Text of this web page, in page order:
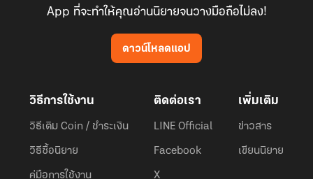
App ที่จะทำให้คุณอ่านนิยายจนวางมือถือไม่ลง!
ดาวน์โหลดแอป
วิธีการใช้งาน
วิธีเติม Coin / ชำระเงิน
วิธีซื้อนิยาย
คู่มือการใช้งาน
ติดต่อเรา
LINE Official
Facebook
X
เพิ่มเติม
ข่าวสาร
เขียนนิยาย